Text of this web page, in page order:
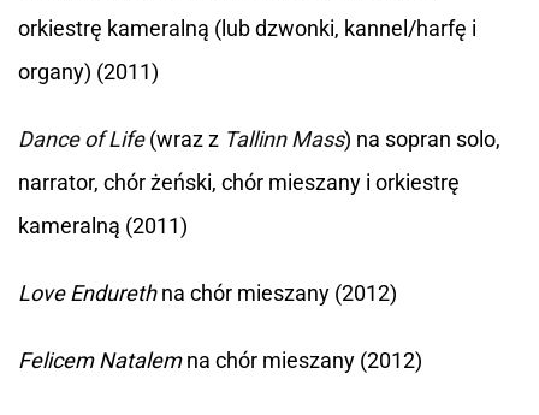
orkiestrę kameralną (lub dzwonki, kannel/harfę i
organy) (2011)
Dance of Life(wraz z Tallinn Mass) na sopran solo,
narrator, chór żeński, chór mieszany i orkiestrę
kameralną (2011)
Love Endurethna chór mieszany (2012)
Felicem Natalemna chór mieszany (2012)